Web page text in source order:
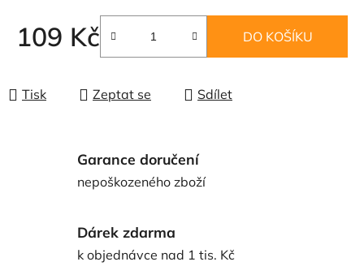
109 Kč DO KOŠÍKU
Tisk Zeptat se Sdílet
Garance doručení
nepoškozeného zboží
Dárek zdarma
k objednávce nad 1 tis. Kč